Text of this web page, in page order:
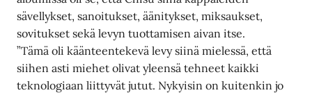
sävellykset, sanoitukset, äänitykset, miksaukset,
sovitukset sekä levyn tuottamisen aivan itse.
”Tämä oli käänteentekevä levy siinä mielessä, että
siihen asti miehet olivat yleensä tehneet kaikki
teknologiaan liittyvät jutut. Nykyisin on kuitenkin jo